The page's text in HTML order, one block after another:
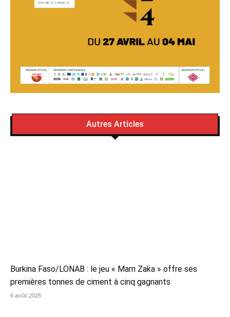
Autres Articles
Burkina Faso/LONAB : le jeu « Mam Zaka » offre ses
premières tonnes de ciment à cinq gagnants
6 août 2026